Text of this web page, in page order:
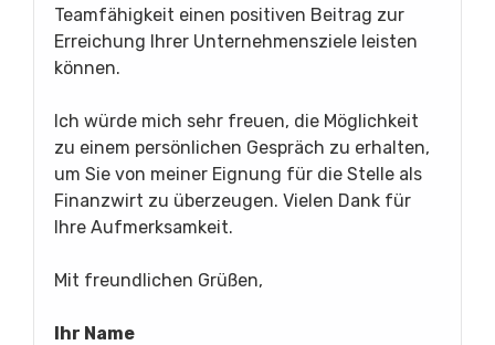
Teamfähigkeit einen positiven Beitrag zur
Erreichung Ihrer Unternehmensziele leisten
können.
Ich würde mich sehr freuen, die Möglichkeit
zu einem persönlichen Gespräch zu erhalten,
um Sie von meiner Eignung für die Stelle als
Finanzwirt zu überzeugen. Vielen Dank für
Ihre Aufmerksamkeit.
Mit freundlichen Grüßen,
Ihr Name